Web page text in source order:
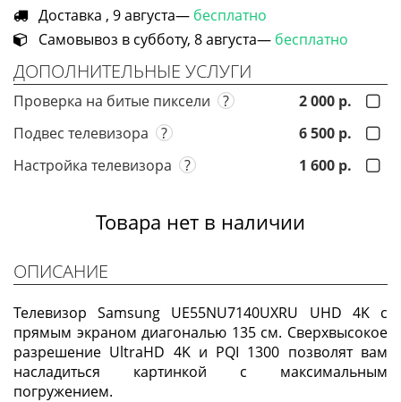
Доставка , 9 августа— бесплатно
Самовывоз в субботу, 8 августа— бесплатно
ДОПОЛНИТЕЛЬНЫЕ УСЛУГИ
Проверка на битые пиксели ?
2 000 р.
Подвес телевизора
?
6 500 р.
Настройка телевизора
? 1 600 р.
Товара нет в наличии
ОПИСАНИЕ
Телевизор Samsung UE55NU7140UXRU UHD 4K с
прямым экраном диагональю 135 см. Сверхвысокое
разрешение UltraHD 4K и PQI 1300 позволят вам
насладиться картинкой с максимальным
погружением.